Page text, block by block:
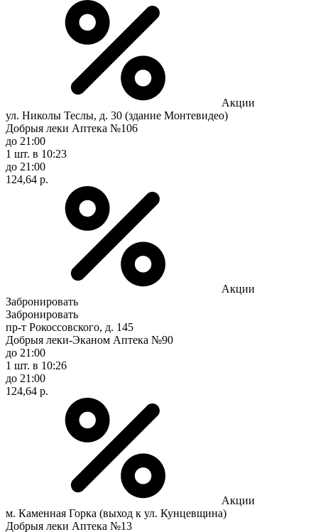
Акции
ул. Николы Теслы, д. 30 (здание Монтевидео)
Добрыя леки Аптека №106
до 21:00
1 шт. в 10:23
до 21:00
124,64 р.
Акции
Забронировать
Забронировать
пр-т Рокоссовского, д. 145
Добрыя леки-Эканом Аптека №90
до 21:00
1 шт. в 10:26
до 21:00
124,64 р.
Акции
м. Каменная Горка (выход к ул. Кунцевщина)
Добрыя леки Аптека №13